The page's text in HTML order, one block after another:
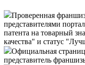
Проверенная
представителями
патента на товарный
качества" и статус
Официальная
представитель